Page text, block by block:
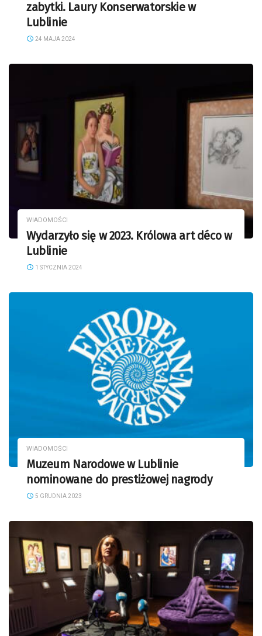
zabytki. Laury Konserwatorskie w
Lublinie
24 MAJA 2024
WIADOMOŚCI
Wydarzyło się w 2023. Królowa art déco w
Lublinie
1 STYCZNIA 2024
WIADOMOŚCI
Muzeum Narodowe w Lublinie
nominowane do prestiżowej nagrody
5 GRUDNIA 2023